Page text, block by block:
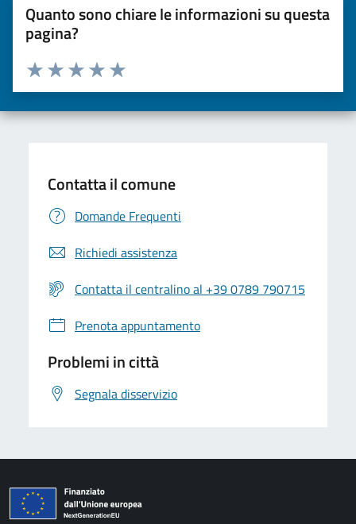
Quanto sono chiare le informazioni su questa
pagina?
Valuta da 1 a 5 stelle la pagina
Valuta 5 stelle su 5
Valuta 4 stelle su 5
Valuta 3 stelle su 5
Valuta 2 stelle su 5
Valuta una stella su 5
Contatta il comune
Domande Frequenti
Richiedi assistenza
Contatta il centralino al +39 0789 790715
Prenota appuntamento
Problemi in città
Segnala disservizio